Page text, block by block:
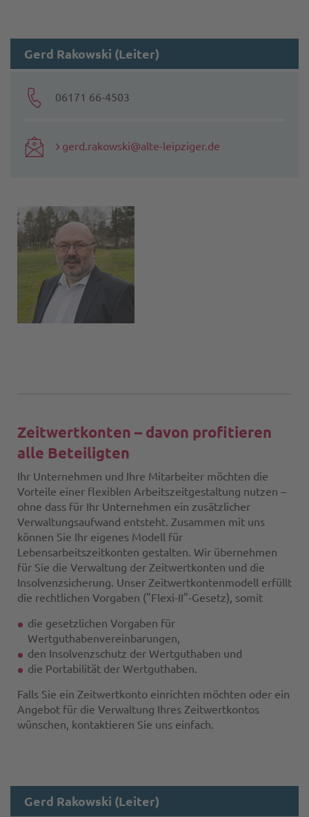
Gerd Rakowski (Leiter)
06171 66-4503
gerd.rakowski@alte-leipziger.de
Zeitwertkonten – davon profitieren
alle Beteiligten
Ihr Unternehmen und Ihre Mitarbeiter möchten die
Vorteile einer flexiblen Arbeitszeitgestaltung nutzen –
ohne dass für Ihr Unternehmen ein zusätzlicher
Verwaltungsaufwand entsteht. Zusammen mit uns
können Sie Ihr eigenes Modell für
Lebensarbeitszeitkonten gestalten. Wir übernehmen
für Sie die Verwaltung der Zeitwertkonten und die
Insolvenzsicherung. Unser Zeitwertkontenmodell erfüllt
die rechtlichen Vorgaben ("Flexi-II"-Gesetz), somit
die gesetzlichen Vorgaben für
Wertguthabenvereinbarungen,
den Insolvenzschutz der Wertguthaben und
die Portabilität der Wertguthaben.
Falls Sie ein Zeitwertkonto einrichten möchten oder ein
Angebot für die Verwaltung Ihres Zeitwertkontos
wünschen, kontaktieren Sie uns einfach.
Gerd Rakowski (Leiter)